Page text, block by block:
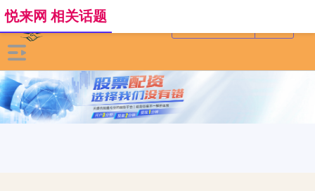
悦来网 相关话题